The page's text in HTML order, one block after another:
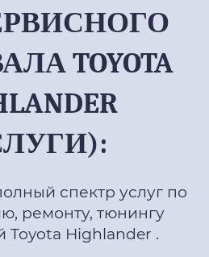
TOYOTA
спектр услуг по
ремонту, тюнингу
Toyota Highlander .